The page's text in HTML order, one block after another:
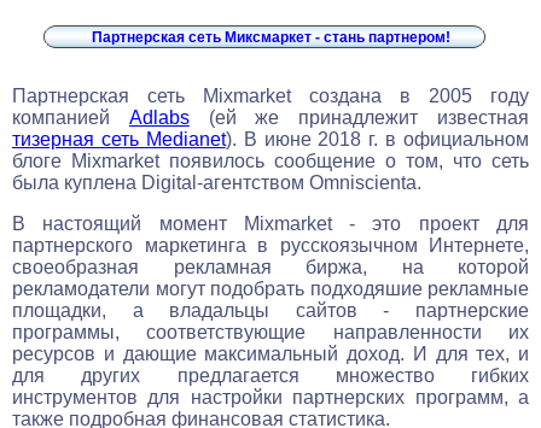
Партнерская сеть Миксмаркет - стань партнером!
Партнерская сеть Mixmarket создана в 2005 году
компанией Adlabs(ей же принадлежит известная
тизерная сеть Medianet). В июне 2018 г. в официальном
блоге Mixmarket появилось сообщение о том, что сеть
была куплена Digital-агентством Omniscienta.
В настоящий момент Mixmarket - это проект для
партнерского маркетинга в русскоязычном Интернете,
своеобразная рекламная биржа, на которой
рекламодатели могут подобрать подходяшие рекламные
площадки, а владальцы сайтов - партнерские
программы, соответствующие направленности их
ресурсов и дающие максимальный доход. И для тех, и
для других предлагается множество гибких
инструментов для настройки партнерских программ, а
также подробная финансовая статистика.